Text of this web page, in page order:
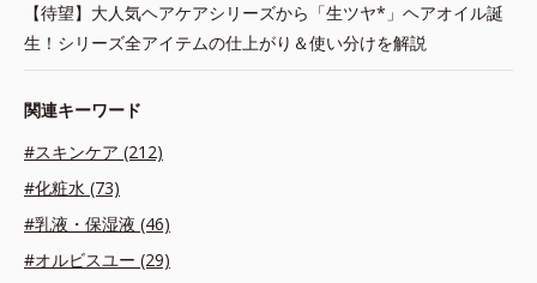
【待望】大人気ヘアケアシリーズから「生ツヤ*」ヘアオイル誕
生！シリーズ全アイテムの仕上がり＆使い分けを解説
関連キーワード
#スキンケア (212)
#化粧水 (73)
#乳液・保湿液 (46)
#オルビスユー (29)